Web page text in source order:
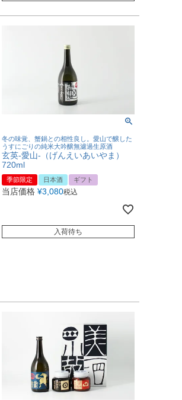
冬の味覚、蟹鍋との相性良し。愛山で醸した
うすにごりの純米大吟醸無濾過生原酒
玄英-愛山-（げんえいあいやま）
720ml
季節限定 日本酒 ギフト
当店価格 ¥3,080税込
入荷待ち